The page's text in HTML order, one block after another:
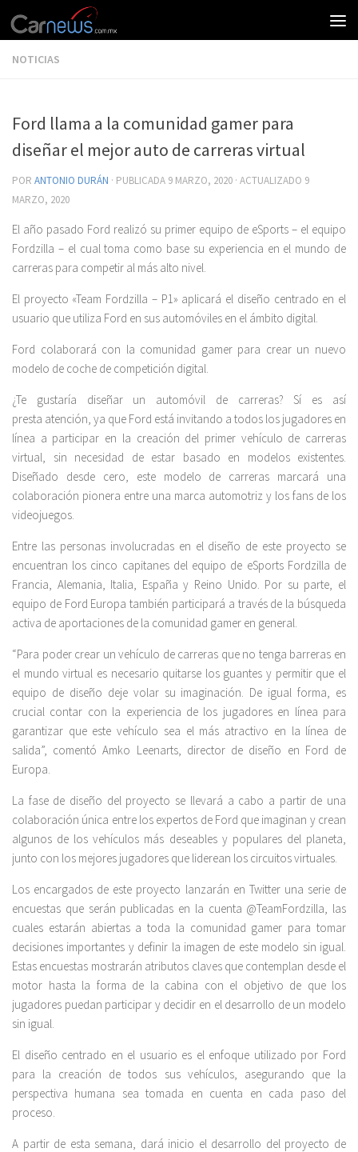
NOTICIAS
Ford llama a la comunidad gamer para
diseñar el mejor auto de carreras virtual
POR ANTONIO DURÁN · PUBLICADA 9 MARZO, 2020 · ACTUALIZADO 9
MARZO, 2020
El año pasado Ford realizó su primer equipo de eSports – el equipo
Fordzilla – el cual toma como base su experiencia en el mundo de
carreras para competir al más alto nivel.
El proyecto «Team Fordzilla – P1» aplicará el diseño centrado en el
usuario que utiliza Ford en sus automóviles en el ámbito digital.
Ford colaborará con la comunidad gamer para crear un nuevo
modelo de coche de competición digital.
¿Te gustaría diseñar un automóvil de carreras? Sí es así
presta atención, ya que Ford está invitando a todos los jugadores en
línea a participar en la creación del primer vehículo de carreras
virtual, sin necesidad de estar basado en modelos existentes.
Diseñado desde cero, este modelo de carreras marcará una
colaboración pionera entre una marca automotriz y los fans de los
videojuegos.
Entre las personas involucradas en el diseño de este proyecto se
encuentran los cinco capitanes del equipo de eSports Fordzilla de
Francia, Alemania, Italia, España y Reino Unido. Por su parte, el
equipo de Ford Europa también participará a través de la búsqueda
activa de aportaciones de la comunidad gamer en general.
“Para poder crear un vehículo de carreras que no tenga barreras en
el mundo virtual es necesario quitarse los guantes y permitir que el
equipo de diseño deje volar su imaginación. De igual forma, es
crucial contar con la experiencia de los jugadores en línea para
garantizar que este vehículo sea el más atractivo en la línea de
salida”, comentó Amko Leenarts, director de diseño en Ford de
Europa.
La fase de diseño del proyecto se llevará a cabo a partir de una
colaboración única entre los expertos de Ford que imaginan y crean
algunos de los vehículos más deseables y populares del planeta,
junto con los mejores jugadores que liderean los circuitos virtuales.
Los encargados de este proyecto lanzarán en Twitter una serie de
encuestas que serán publicadas en la cuenta @TeamFordzilla, las
cuales estarán abiertas a toda la comunidad gamer para tomar
decisiones importantes y definir la imagen de este modelo sin igual.
Estas encuestas mostrarán atributos claves que contemplan desde el
motor hasta la forma de la cabina con el objetivo de que los
jugadores puedan participar y decidir en el desarrollo de un modelo
sin igual.
El diseño centrado en el usuario es el enfoque utilizado por Ford
para la creación de todos sus vehículos, asegurando que la
perspectiva humana sea tomada en cuenta en cada paso del
proceso.
A partir de esta semana, dará inicio el desarrollo del proyecto de